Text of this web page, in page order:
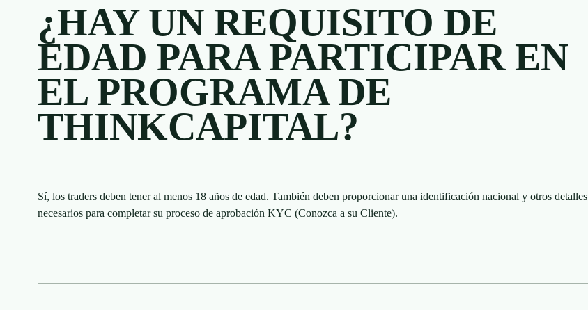
¿HAY UN REQUISITO DE
EDAD PARA PARTICIPAR EN
EL PROGRAMA DE
THINKCAPITAL?
Sí, los traders deben tener al menos 18 años de edad. También deben proporcionar una identificación nacional y otros detalles
necesarios para completar su proceso de aprobación KYC (Conozca a su Cliente).